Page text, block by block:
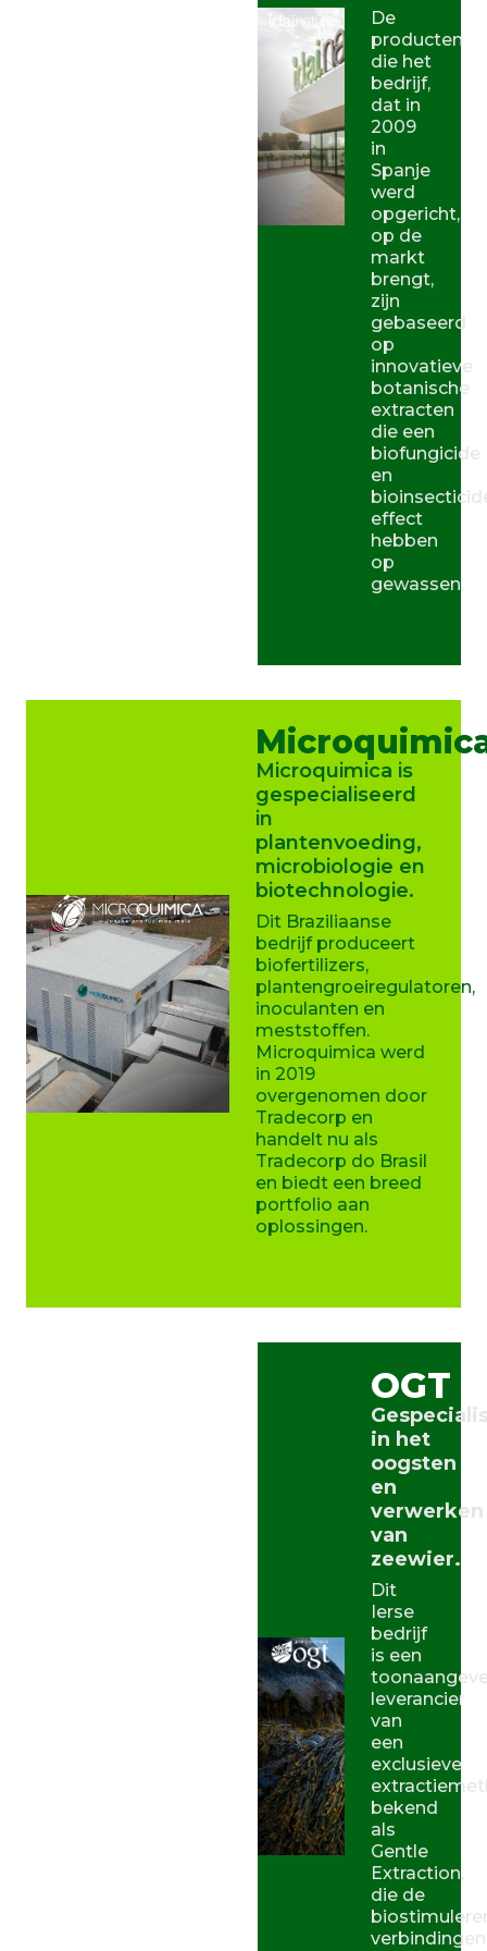
De
producten
die het
bedrijf,
dat in
2009
in
Spanje
werd
opgericht,
op de
markt
brengt,
zijn
gebaseerd
op
innovatieve
botanische
extracten
die een
biofungicide
en
effect
hebben
op
gewassen.
Microquimica is
gespecialiseerd
in
plantenvoeding,
microbiologie en
biotechnologie.
Dit Braziliaanse
bedrijf produceert
biofertilizers,
plantengroeiregulatoren,
inoculanten en
meststoffen.
Microquimica werd
in 2019
overgenomen door
Tradecorp en
handelt nu als
Tradecorp do Brasil
en biedt een breed
portfolio aan
oplossingen.
OGT
in het
oogsten
en
verwerken
van
zeewier.
Dit
Ierse
bedrijf
is een
leverancier
van
een
exclusieve
bekend
als
Gentle
Extraction,
die de
verbindingen